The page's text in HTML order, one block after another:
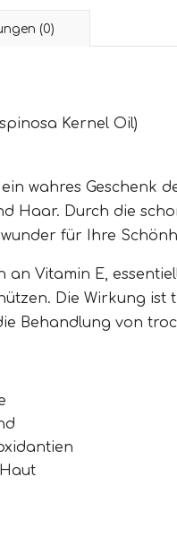
(0)
Kernel Oil)
wahres Geschenk
Haar. Durch die
für Ihre
an Vitamin E,
Die Wirkung
Behandlung von